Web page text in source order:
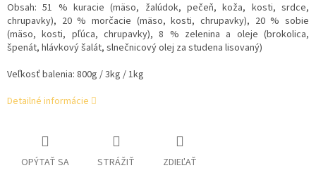
Obsah: 51 % kuracie (mäso, žalúdok, pečeň, koža, kosti, srdce,
chrupavky), 20 % morčacie (mäso, kosti, chrupavky), 20 % sobie
(mäso, kosti, pľúca, chrupavky), 8 % zelenina a oleje (brokolica,
špenát, hlávkový šalát, slnečnicový olej za studena lisovaný)
Veľkosť balenia: 800g / 3kg / 1kg
Detailné informácie
OPÝTAŤ SA STRÁŽIŤ ZDIEĽAŤ